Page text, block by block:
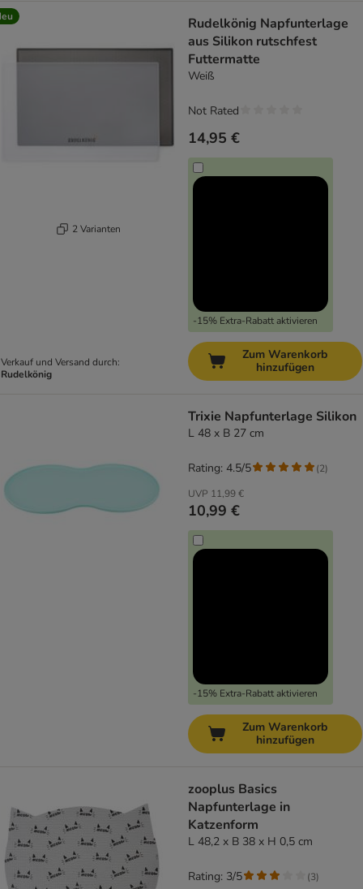
2 Varianten
Verkauf und Versand durch:
Rudelkönig
Rudelkönig Napfunterlage
aus Silikon rutschfest
Futtermatte
Weiß
14,95 €
-15% Extra-Rabatt aktivieren
Not Rated
Zum Warenkorb
hinzufügen
Trixie Napfunterlage Silikon
L 48 x B 27 cm
UVP 11,99 €
10,99 €
-15% Extra-Rabatt aktivieren
Rating: 4.5/5 (2)
Zum Warenkorb
hinzufügen
zooplus Basics
Napfunterlage in
Katzenform
L 48,2 x B 38 x H 0,5 cm
Rating: 3/5 (3)